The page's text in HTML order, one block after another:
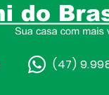
(47)